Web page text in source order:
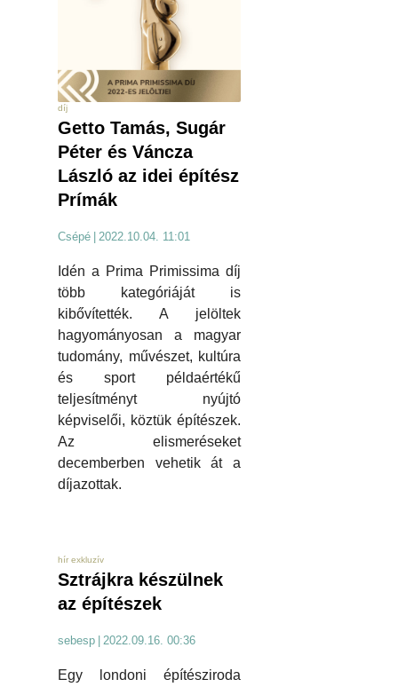
díj
Getto Tamás, Sugár
Péter és Váncza
László az idei építész
Prímák
Csépé | 2022.10.04. 11:01
Idén a Prima Primissima díj
több kategóriáját is
kibővítették. A jelöltek
hagyományosan a magyar
tudomány, művészet, kultúra
és sport példaértékű
teljesítményt nyújtó
képviselői, köztük építészek.
Az elismeréseket
decemberben vehetik át a
díjazottak.
hír exkluzív
Sztrájkra készülnek
az építészek
sebesp | 2022.09.16. 00:36
Egy londoni építésziroda